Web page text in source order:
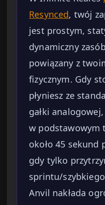
Resynced, twój
jest prostym,
dynamiczny
powiązany z
fizycznym. Gdy
płyniesz ze
gałki
w podstawowym
około 45 sekund
gdy tylko
sprintu/
Anvil nakłada